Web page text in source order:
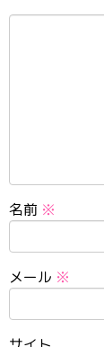
名前 ※
メール ※